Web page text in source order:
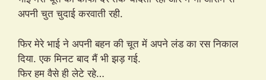
अपनी चुत चुदाई करवाती रही.
फिर मेरे भाई ने अपनी बहन की चूत में अपने लंड का रस निकाल
दिया. एक मिनट बाद मैं भी झड़ गई.
फिर हम वैसे ही लेटे रहे…